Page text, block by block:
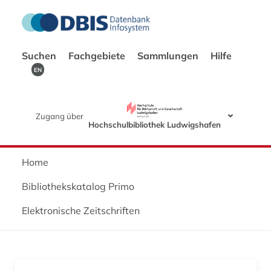
Suchen Fachgebiete Sammlungen Hilfe
EN
Zugang über
Hochschulbibliothek Ludwigshafen
Home
Bibliothekskatalog Primo
Elektronische Zeitschriften